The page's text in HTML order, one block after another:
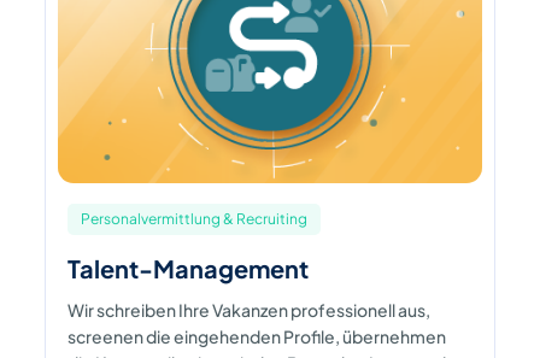
Personalvermittlung & Recruiting
Talent-Management
Wir schreiben Ihre Vakanzen professionell aus,
screenen die eingehenden Profile, übernehmen